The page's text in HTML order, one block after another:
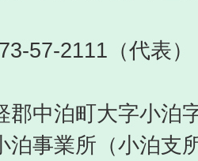
57-2111（代表）
郡中泊町大字小泊
泊事業所（小泊支